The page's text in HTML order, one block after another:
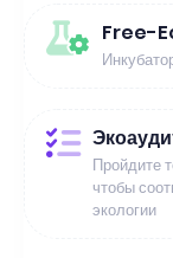
Free-
Пройдите
чтобы
экологии